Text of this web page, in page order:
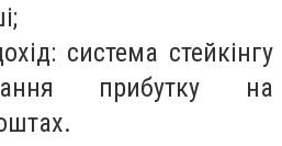
система стейкінгу
прибутку на